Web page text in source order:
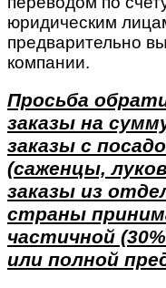
юридическим
предварительно
компании.
Просьба
заказы на
заказы с
(саженцы,
заказы из
страны
частичной
или полной